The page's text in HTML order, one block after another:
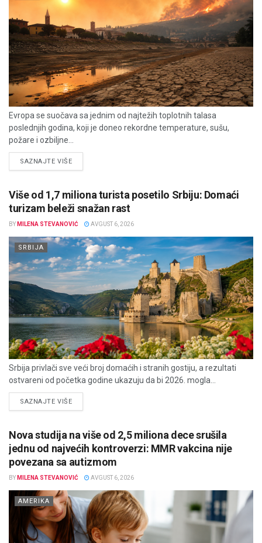
Evropa se suočava sa jednim od najtežih toplotnih talasa
poslednjih godina, koji je doneo rekordne temperature, sušu,
požare i ozbiljne...
SAZNAJTE VIŠEDETAILS
Više od 1,7 miliona turista posetilo Srbiju: Domaći
turizam beleži snažan rast
BY MILENA STEVANOVIĆ AVGUST 6, 2026
SRBIJA
Srbija privlači sve veći broj domaćih i stranih gostiju, a rezultati
ostvareni od početka godine ukazuju da bi 2026. mogla...
SAZNAJTE VIŠEDETAILS
Nova studija na više od 2,5 miliona dece srušila
jednu od najvećih kontroverzi: MMR vakcina nije
povezana sa autizmom
BY MILENA STEVANOVIĆ AVGUST 6, 2026
AMERIKA